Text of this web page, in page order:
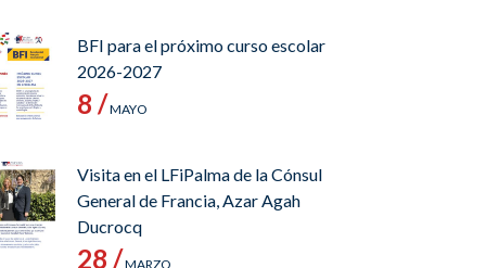
BFI para el próximo curso escolar
2026-2027
8 /MAYO
Visita en el LFiPalma de la Cónsul
General de Francia, Azar Agah
Ducrocq
28 /MARZO